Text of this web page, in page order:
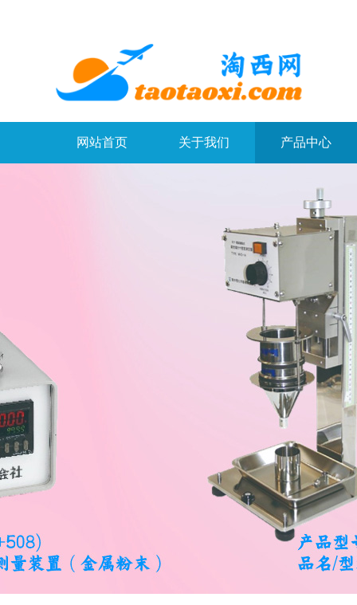
网站首页 关于我们 产品中心